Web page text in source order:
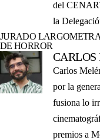
del
la
JURADO
DE HORROR
Carlos
por la
fusiona lo
premios a